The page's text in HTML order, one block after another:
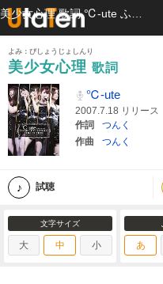
よみ：びしょうじょしんり
美少女心理 歌詞
℃-ute
2007.7.18 リリース
作詞
つんく
作曲
つんく
試聴
文字サイズ
大 中 小 あ